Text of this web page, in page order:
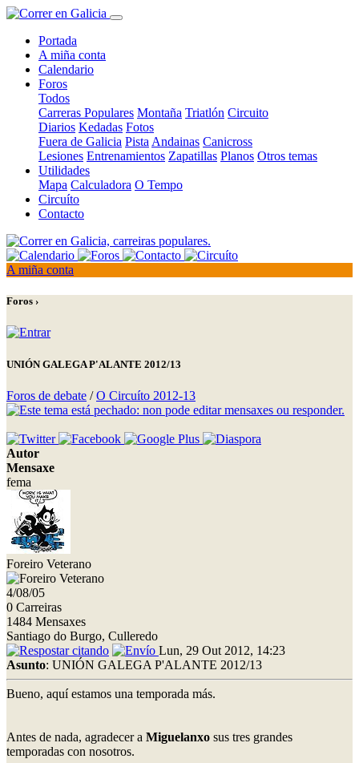
Portada
A miña conta
Calendario
Foros
Todos
Carreras Populares Montaña Triatlón Circuito
Diarios Kedadas Fotos
Fuera de Galicia Pista Andainas Canicross
Lesiones Entrenamientos Zapatillas Planos Otros temas
Utilidades
Mapa Calculadora O Tempo
Circuíto
Contacto
A miña conta
Foros ›
UNIÓN GALEGA P'ALANTE 2012/13
Foros de debate /O Circuíto 2012-13
Autor
Mensaxe
fema
Foreiro Veterano
4/08/05
0 Carreiras
1484 Mensaxes
Santiago do Burgo, Culleredo
Lun, 29 Out 2012, 14:23
Asunto: UNIÓN GALEGA P'ALANTE 2012/13
Bueno, aquí estamos una temporada más.
Antes de nada, agradecer a Miguelanxo sus tres grandes
temporadas con nosotros.